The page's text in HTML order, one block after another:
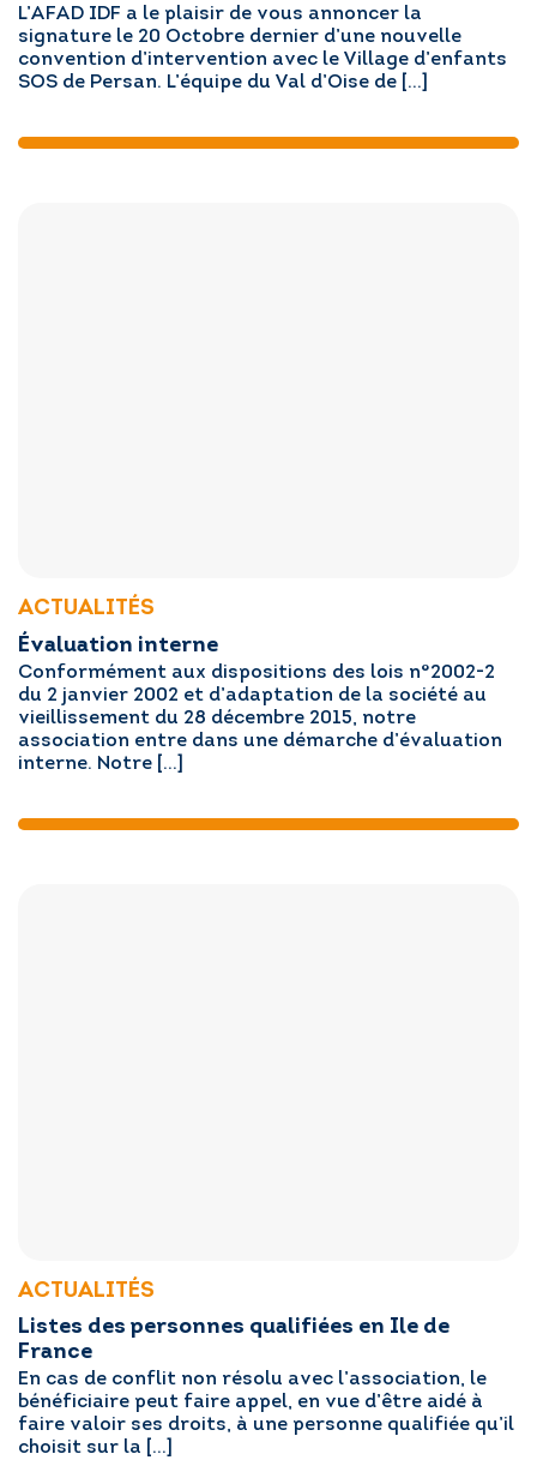
L’AFAD IDF a le plaisir de vous annoncer la
signature le 20 Octobre dernier d’une nouvelle
convention d’intervention avec le Village d’enfants
SOS de Persan. L’équipe du Val d’Oise de […]
ACTUALITÉS
Évaluation interne
Conformément aux dispositions des lois n°2002-2
du 2 janvier 2002 et d’adaptation de la société au
vieillissement du 28 décembre 2015, notre
association entre dans une démarche d’évaluation
interne. Notre […]
ACTUALITÉS
Listes des personnes qualifiées en Ile de
France
En cas de conflit non résolu avec l’association, le
bénéficiaire peut faire appel, en vue d’être aidé à
faire valoir ses droits, à une personne qualifiée qu’il
choisit sur la […]